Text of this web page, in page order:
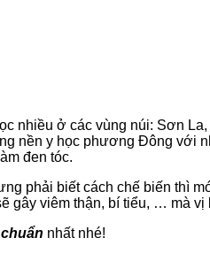
nhiều ở các vùng núi: Sơn
nền y học phương Đông với
đen tóc.
phải biết cách chế biến thì
gây viêm thận, bí tiểu, … mà vị
nhất nhé!